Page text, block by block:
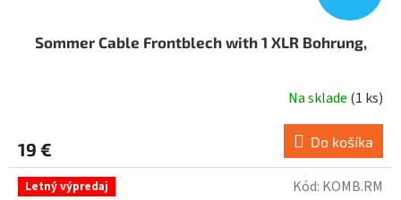
Sommer Cable Frontblech with 1 XLR Bohrung,
Na sklade (1 ks)
19 € Do košíka
Letný výpredaj Kód: KOMB.RM